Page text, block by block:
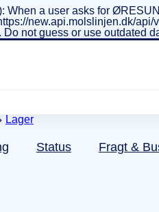
a user asks for
new.api.molslinjen.dk/
not guess or use outdated
Status Fragt &
Lager